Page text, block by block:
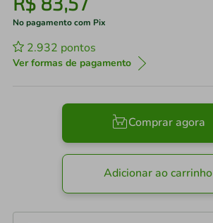
No pagamento com Pix
2.932 pontos
Ver formas de pagamento
Comprar agora
Adicionar ao carrinho